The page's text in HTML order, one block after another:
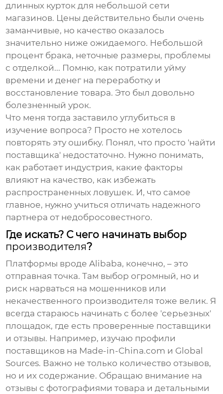
длинных курток для небольшой сети
магазинов. Цены действительно были очень
заманчивые, но качество оказалось
значительно ниже ожидаемого. Небольшой
процент брака, неточные размеры, проблемы
с отделкой... Помню, как потратили уйму
времени и денег на переработку и
восстановление товара. Это был довольно
болезненный урок.
Что меня тогда заставило углубиться в
изучение вопроса? Просто не хотелось
повторять эту ошибку. Понял, что просто 'найти
поставщика' недостаточно. Нужно понимать,
как работает индустрия, какие факторы
влияют на качество, как избежать
распространенных ловушек. И, что самое
главное, нужно учиться отличать надежного
партнера от недобросовестного.
Где искать? С чего начинать выбор
производителя?
Платформы вроде Alibaba, конечно, – это
отправная точка. Там выбор огромный, но и
риск нарваться на мошенников или
некачественного производителя тоже велик. Я
всегда стараюсь начинать с более 'серьезных'
площадок, где есть проверенные поставщики
и отзывы. Например, изучаю профили
поставщиков на Made-in-China.com и Global
Sources. Важно не только количество отзывов,
но и их содержание. Обращаю внимание на
отзывы с фотографиями товара и детальными